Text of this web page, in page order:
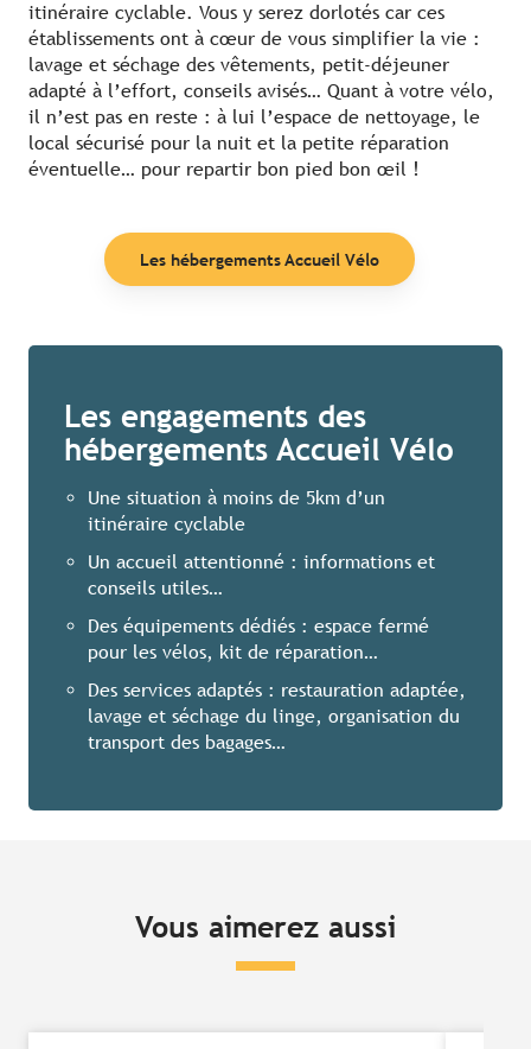
itinéraire cyclable. Vous y serez dorlotés car ces
établissements ont à cœur de vous simplifier la vie :
lavage et séchage des vêtements, petit-déjeuner
adapté à l’effort, conseils avisés… Quant à votre vélo,
il n’est pas en reste : à lui l’espace de nettoyage, le
local sécurisé pour la nuit et la petite réparation
éventuelle… pour repartir bon pied bon œil !
Les hébergements Accueil Vélo
Les engagements des
hébergements Accueil Vélo
Une situation à moins de 5km d’un
itinéraire cyclable
Un accueil attentionné : informations et
conseils utiles…
Des équipements dédiés : espace fermé
pour les vélos, kit de réparation…
Des services adaptés : restauration adaptée,
lavage et séchage du linge, organisation du
transport des bagages…
Vous aimerez aussi